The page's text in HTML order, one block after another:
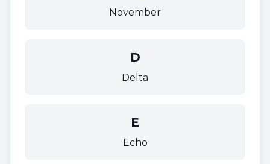
November
D
Delta
E
Echo